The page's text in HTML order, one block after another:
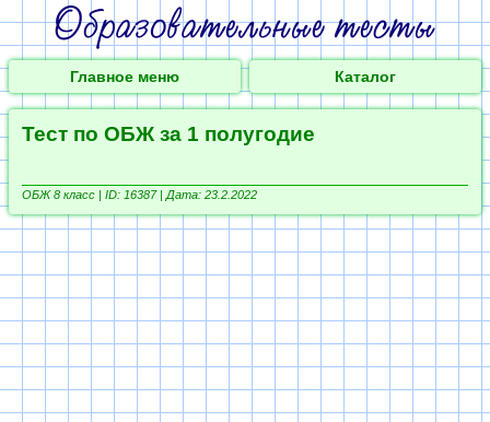
Главное меню Каталог
Тест по ОБЖ за 1 полугодие
ОБЖ 8 класс | ID: 16387 | Дата: 23.2.2022